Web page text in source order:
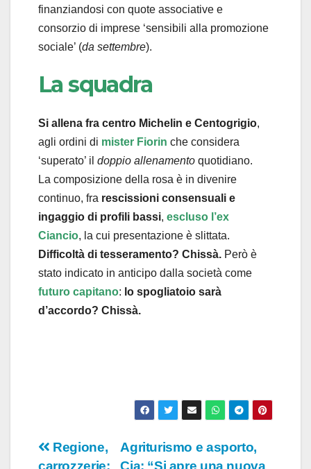
finanziandosi con quote associative e
consorzio di imprese ‘sensibili alla promozione
sociale’ (da settembre).
La squadra
Si allena fra centro Michelin e Centogrigio,
agli ordini di mister Fiorin che considera
‘superato’ il doppio allenamento quotidiano.
La composizione della rosa è in divenire
continuo, fra rescissioni consensuali e
ingaggio di profili bassi, escluso l’ex
Ciancio, la cui presentazione è slittata.
Difficoltà di tesseramento? Chissà. Però è
stato indicato in anticipo dalla società come
futuro capitano: lo spogliatoio sarà
d’accordo? Chissà.
NavigazioneAgriturismo e asporto,
Cia: “Si apre una nuova
Regione,
carrozzerie: